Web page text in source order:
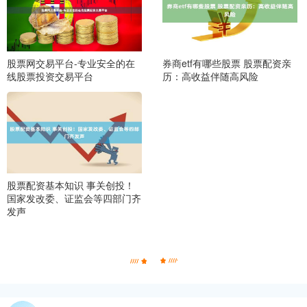
股票网交易平台-专业安全的在
线股票投资交易平台
券商etf有哪些股票 股票配资亲
历：高收益伴随高风险
股票配资基本知识 事关创投！
国家发改委、证监会等四部门齐
发声